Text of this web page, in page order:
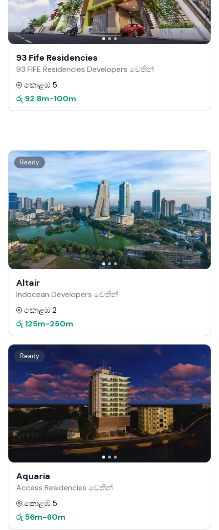
93 Fife Residencies
93 FIFE Residencies Developers වෙතින්
කොළඹ 5
රු 92.8m-100m
Ready
Altair
Indocean Developers වෙතින්
කොළඹ 2
රු 125m-250m
Ready
Aquaria
Access Residencies වෙතින්
කොළඹ 5
රු 56m-60m